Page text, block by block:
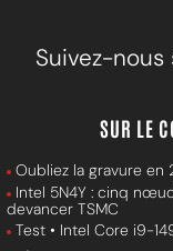
Suivez-nous
SUR LE
Oubliez la gravure en
Intel 5N4Y : cinq
devancer TSMC
Test • Intel Core i9-